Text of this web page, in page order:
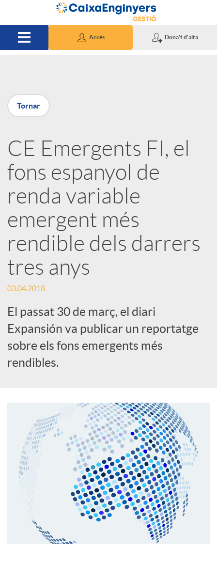
Salta al contingut principal
Accés Dona't d'alta
P
u
b
l
i
c
a
d
o
r
Tornar
CE Emergents FI, el
fons espanyol de
renda variable
emergent més
rendible dels darrers
tres anys
03.04.2018
El passat 30 de març, el diari
Expansión va publicar un reportatge
sobre els fons emergents més
rendibles.